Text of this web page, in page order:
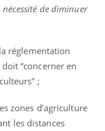
de diminuer
réglementation
“concerner en
;
zones d’agriculture
les distances